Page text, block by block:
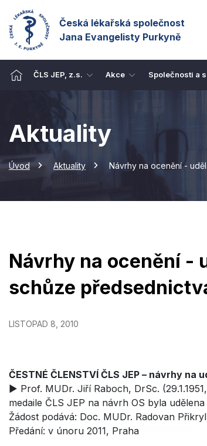
Česká lékařská společnost
Jana Evangelisty Purkyně
ČLS JEP, z.s. Akce Společnosti a
Aktuality
Úvod Aktuality Návrhy na ocenění -
Návrhy na ocenění -
schůze
LISTOPAD 8, 2010
ČESTNÉ ČLENSTVÍ ČLS JEP – návrhy na
► Prof. MUDr. Jiří Raboch, DrSc.
medaile ČLS JEP na návrh OS byla udělena
Žádost podává: Doc. MUDr. Radovan
Předání: v únoru 2011, Praha